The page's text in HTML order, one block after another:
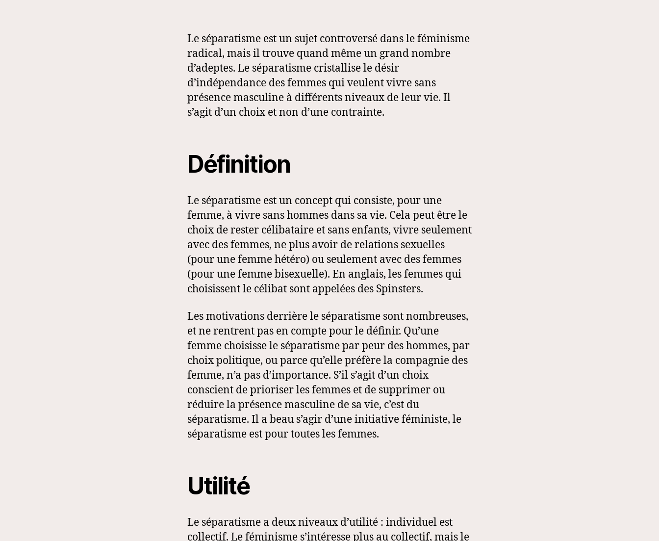
Le séparatisme est un sujet controversé dans le féminisme
radical, mais il trouve quand même un grand nombre
d’adeptes. Le séparatisme cristallise le désir
d’indépendance des femmes qui veulent vivre sans
présence masculine à différents niveaux de leur vie. Il
s’agit d’un choix et non d’une contrainte.
Définition
Le séparatisme est un concept qui consiste, pour une
femme, à vivre sans hommes dans sa vie. Cela peut être le
choix de rester célibataire et sans enfants, vivre seulement
avec des femmes, ne plus avoir de relations sexuelles
(pour une femme hétéro) ou seulement avec des femmes
(pour une femme bisexuelle). En anglais, les femmes qui
choisissent le célibat sont appelées des Spinsters.
Les motivations derrière le séparatisme sont nombreuses,
et ne rentrent pas en compte pour le définir. Qu’une
femme choisisse le séparatisme par peur des hommes, par
choix politique, ou parce qu’elle préfère la compagnie des
femme, n’a pas d’importance. S’il s’agit d’un choix
conscient de prioriser les femmes et de supprimer ou
réduire la présence masculine de sa vie, c’est du
séparatisme. Il a beau s’agir d’une initiative féministe, le
séparatisme est pour toutes les femmes.
Utilité
Le séparatisme a deux niveaux d’utilité : individuel est
collectif. Le féminisme s’intéresse plus au collectif, mais le